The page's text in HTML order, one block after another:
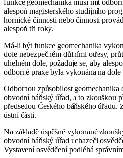
funkce geomechanika musí mít
alespoň magisterského studijního
hornické činnosti nebo činnosti
alespoň tři roky.
Má-li být funkce geomechanika
dole nebezpečném důlními otřesy,
uhelném dole, požaduje se, aby
odborné praxe byla vykonána na
Odbornou způsobilost geomechanika
obvodní báňský úřad, a to zkouškou
předsedou Českého báňského úřadu.
ústní části.
Na základě úspěšně vykonané
obvodní báňský úřad uchazeči
Vystavení osvědčení podléhá